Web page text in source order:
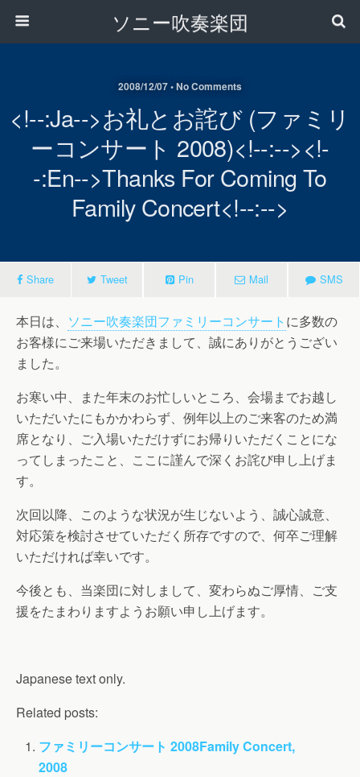
ソニー吹奏楽団
2008/12/07 • No Comments
<!--:ja-->お礼とお詫び (ファミリ
ーコンサート 2008)<!--:--><!-
-:en-->Thanks For Coming To
Family Concert<!--:-->
Share Tweet Pin Mail SMS
本日は、 ソニー吹奏楽団ファミリーコンサート に多数の
お客様にご来場いただきまして、誠にありがとうござい
ました。
お寒い中、また年末のお忙しいところ、会場までお越し
いただいたにもかかわらず、例年以上のご来客のため満
席となり、ご入場いただけずにお帰りいただくことにな
ってしまったこと、ここに謹んで深くお詫び申し上げま
す。
次回以降、このような状況が生じないよう、誠心誠意、
対応策を検討させていただく所存ですので、何卒ご理解
いただければ幸いです。
今後とも、当楽団に対しまして、変わらぬご厚情、ご支
援をたまわりますようお願い申し上げます。
Japanese text only.
Related posts:
ファミリーコンサート 2008Family Concert,
2008